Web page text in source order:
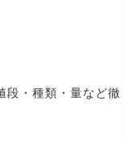
段・種類・量など徹